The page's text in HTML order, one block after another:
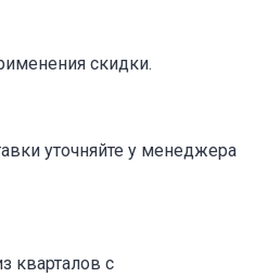
скидки.
уточняйте у менеджера
кварталов с